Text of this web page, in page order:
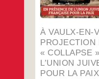
À VAULX-EN-
PROJECTION
« COLLAPSE
L’UNION
POUR LA PAIX